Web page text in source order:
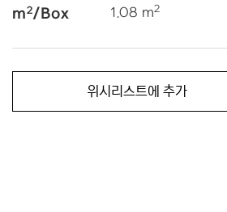
m2/Box 1.08 m2
위시리스트에 추가